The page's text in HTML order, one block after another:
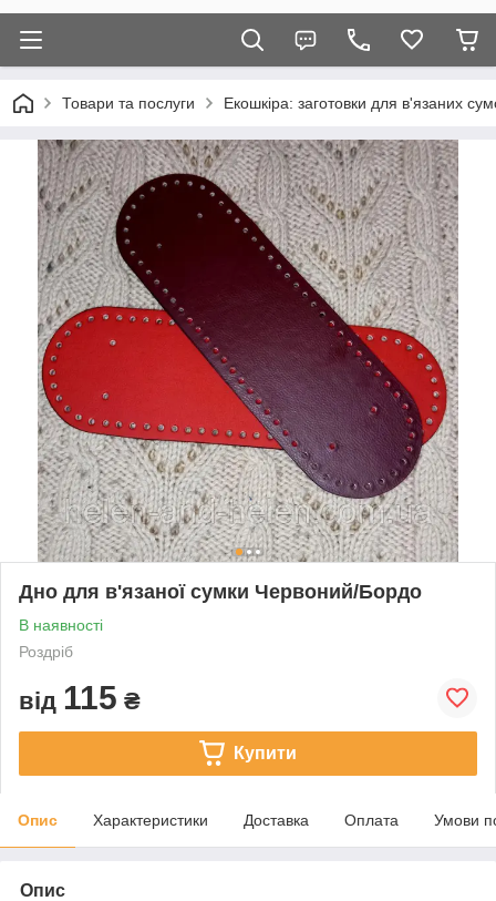
Товари та послуги Екошкіра: заготовки для в'язаних
Дно для в'язаної сумки Червоний/Бордо
В наявності
Роздріб
від 115 ₴
Купити
Опис Характеристики Доставка Оплата Умови
Опис